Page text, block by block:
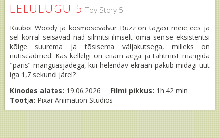
LELULUGU 5 Toy Story 5
Kauboi Woody ja kosmosevalvur Buzz on tagasi meie ees ja
sel korral seisavad nad silmitsi ilmselt oma senise eksistentsi
kõige suurema ja tõsisema väljakutsega, milleks on
nutiseadmed. Kas kellelgi on enam aega ja tahtmist mängida
"päris" mänguasjadega, kui helendav ekraan pakub midagi uut
iga 1,7 sekundi järel?
Kinodes alates: 19.06.2026 Filmi pikkus: 1h 42 min
Tootja: Pixar Animation Studios